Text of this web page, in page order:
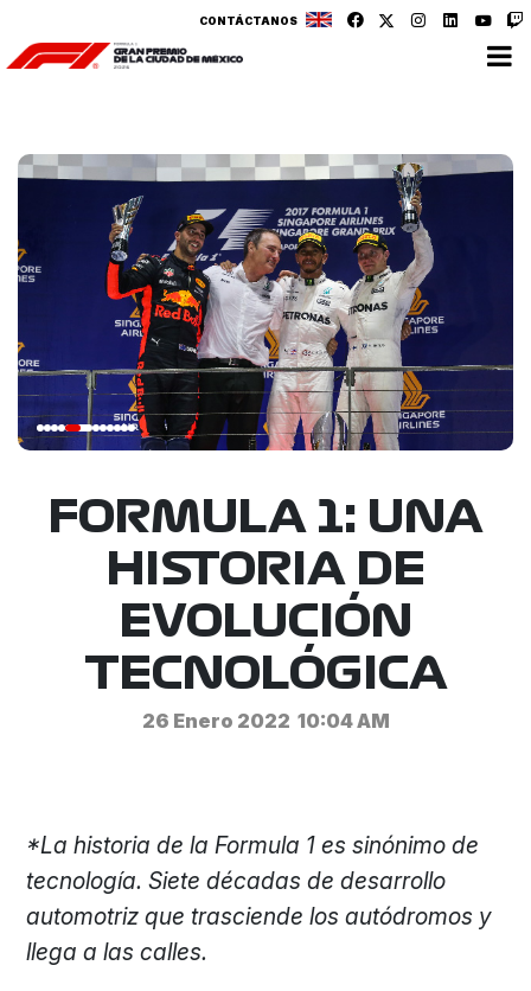
CONTÁCTANOS
FORMULA 1: UNA
HISTORIA DE
EVOLUCIÓN
TECNOLÓGICA
26 Enero 2022 10:04 AM
*La historia de la Formula 1 es sinónimo de
tecnología. Siete décadas de desarrollo
automotriz que trasciende los autódromos y
llega a las calles.